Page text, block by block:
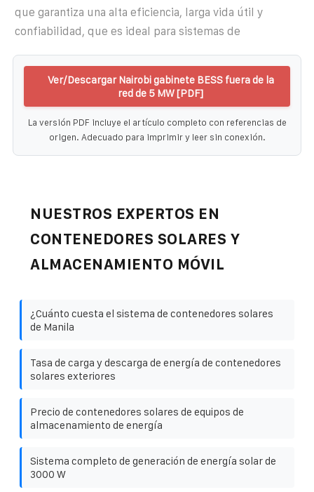
que garantiza una alta eficiencia, larga vida útil y
confiabilidad, que es ideal para sistemas de
Ver/Descargar Nairobi gabinete BESS fuera de la
red de 5 MW [PDF]
La versión PDF incluye el artículo completo con referencias de
origen. Adecuado para imprimir y leer sin conexión.
NUESTROS EXPERTOS EN
CONTENEDORES SOLARES Y
ALMACENAMIENTO MÓVIL
¿Cuánto cuesta el sistema de contenedores solares
de Manila
Tasa de carga y descarga de energía de contenedores
solares exteriores
Precio de contenedores solares de equipos de
almacenamiento de energía
Sistema completo de generación de energía solar de
3000 W